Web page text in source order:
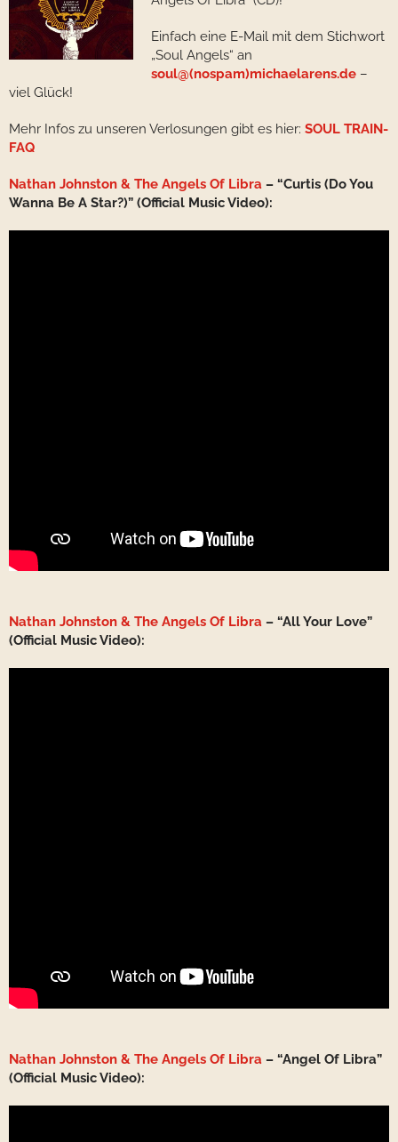
Einfach eine E-Mail mit dem Stichwort
„Soul Angels“ an
soul@(nospam)michaelarens.de –
viel Glück!
Mehr Infos zu unseren Verlosungen gibt es hier: SOUL TRAIN-
FAQ
Nathan Johnston & The Angels Of Libra – “Curtis (Do You
Wanna Be A Star?)” (Official Music Video):
Nathan Johnston & The Angels Of Libra – “All Your Love”
(Official Music Video):
Nathan Johnston & The Angels Of Libra – “Angel Of Libra”
(Official Music Video):